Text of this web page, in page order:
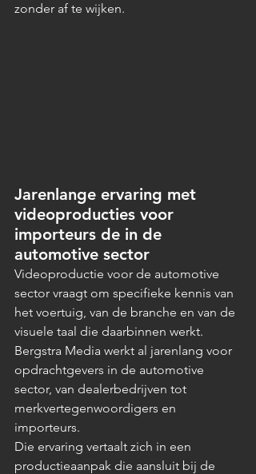
zonder af te wijken.
Jarenlange ervaring met
videoproducties voor
importeurs de in de
automotive sector
Videoproductie voor de automotive
sector vraagt om specifieke kennis van
het voertuig, van de branche en van de
visuele taal die daarbinnen werkt.
Bergstra Media werkt al jarenlang voor
opdrachtgevers in de automotive
sector, van dealerbedrijven tot
merkvertegenwoordigers en
importeurs.
Die ervaring vertaalt zich in een
productieaanpak die aansluit bij de